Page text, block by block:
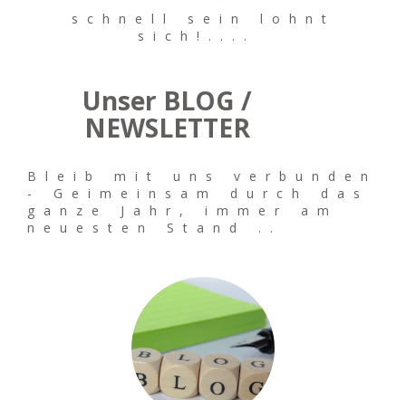
schnell sein lohnt
sich!....
Unser BLOG /
NEWSLETTER
Bleib mit uns verbunden
- Geimeinsam durch das
ganze Jahr, immer am
neuesten Stand ..